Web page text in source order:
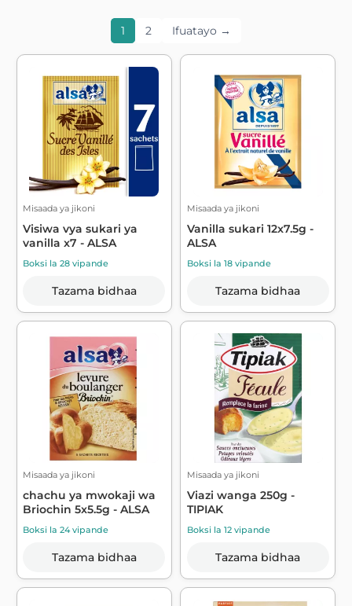
1 2 Ifuatayo →
Misaada ya jikoni
Visiwa vya sukari ya
vanilla x7 - ALSA
Boksi la 28 vipande
Tazama bidhaa
Misaada ya jikoni
Vanilla sukari 12x7.5g -
ALSA
Boksi la 18 vipande
Tazama bidhaa
Misaada ya jikoni
chachu ya mwokaji wa
Briochin 5x5.5g - ALSA
Boksi la 24 vipande
Tazama bidhaa
Misaada ya jikoni
Viazi wanga 250g -
TIPIAK
Boksi la 12 vipande
Tazama bidhaa